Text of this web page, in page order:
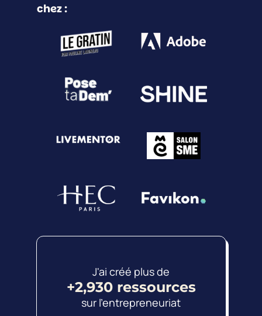
chez :
J'ai créé plus de
+2,930 ressources
sur l'entrepreneuriat